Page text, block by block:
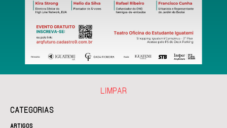
CATEGORIAS
ARTIGOS
LIMPAR